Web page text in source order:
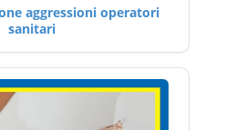
aggressioni operatori
sanitari